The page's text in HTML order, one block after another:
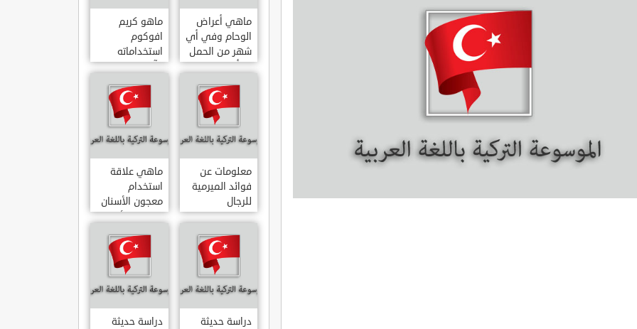
ماهي أعراض
الوحام وفي أي
شهر من الحمل
يبدأ
ماهو كريم
افوكوم
استخداماته
وآثاره الجانبية
معلومات عن
فوائد الميرمية
للرجال
ماهي علاقة
استخدام
معجون الأسنان
بالتهاب الأمعاء
دراسة حديثة
دراسة حديثة